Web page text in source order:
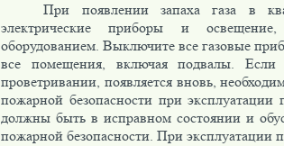
При появлении запаха газа в
электрические приборы и
оборудованием. Выключите все газовые
все помещения, включая подвалы. Если
проветривании, появляется вновь,
пожарной безопасности при
должны быть в исправном состоянии и
пожарной безопасности. При эксплуатации